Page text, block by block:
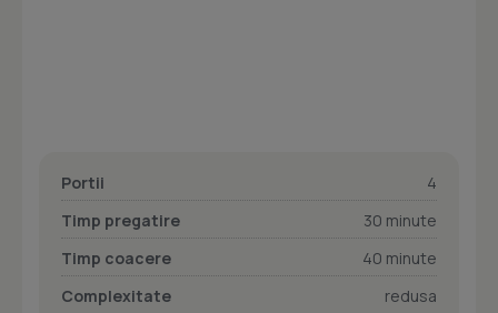
Portii
4
Timp pregatire
30 minute
Timp coacere
40 minute
Complexitate
redusa